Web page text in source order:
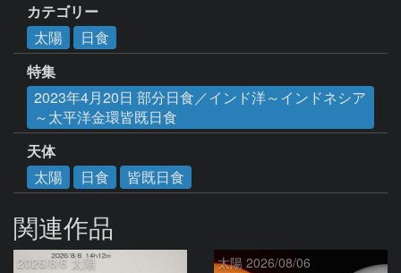
カテゴリー
太陽
日食
特集
2023年4月20日 部分日食／インド洋～インドネシア
～太平洋金環皆既日食
天体
太陽
日食 皆既日食
関連作品
2026/8/6 太陽 太陽 2026/08/06